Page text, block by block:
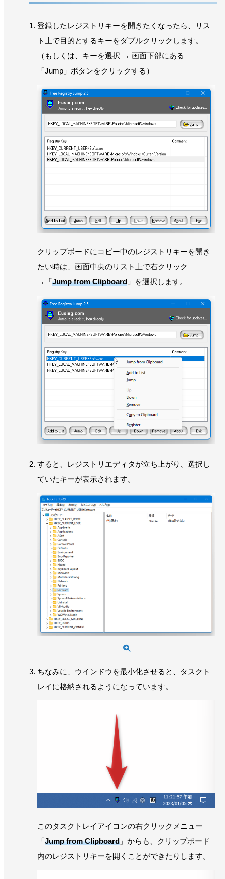
登録したレジストリキーを開きたくなったら、リス
ト上で目的とするキーをダブルクリックします。
（もしくは、キーを選択 → 画面下部にある
「Jump」ボタンをクリックする）
クリップボードにコピー中のレジストリキーを開き
たい時は、画面中央のリスト上で右クリック
→「Jump from Clipboard 」を選択します。
すると、レジストリエディタが立ち上がり、選択し
ていたキーが表示されます。
ちなみに、ウインドウを最小化させると、タスクト
レイに格納されるようになっています。
このタスクトレイアイコンの右クリックメニュー
「Jump from Clipboard 」からも、クリップボード
内のレジストリキーを開くことができたりします。